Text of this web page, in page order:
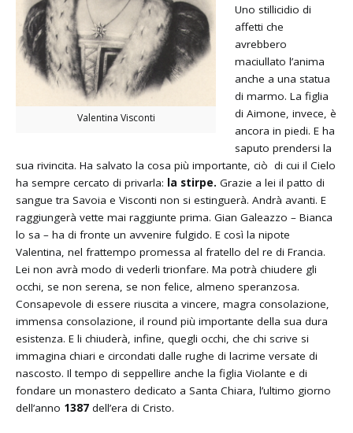
Valentina Visconti
Uno stillicidio di
affetti che
avrebbero
maciullato l’anima
anche a una statua
di marmo. La figlia
di Aimone, invece, è
ancora in piedi. E ha
saputo prendersi la
sua rivincita. Ha salvato la cosa più importante, ciò di cui il Cielo
ha sempre cercato di privarla: la stirpe. Grazie a lei il patto di
sangue tra Savoia e Visconti non si estinguerà. Andrà avanti. E
raggiungerà vette mai raggiunte prima. Gian Galeazzo – Bianca
lo sa – ha di fronte un avvenire fulgido. E così la nipote
Valentina, nel frattempo promessa al fratello del re di Francia.
Lei non avrà modo di vederli trionfare. Ma potrà chiudere gli
occhi, se non serena, se non felice, almeno speranzosa.
Consapevole di essere riuscita a vincere, magra consolazione,
immensa consolazione, il round più importante della sua dura
esistenza. E li chiuderà, infine, quegli occhi, che chi scrive si
immagina chiari e circondati dalle rughe di lacrime versate di
nascosto. Il tempo di seppellire anche la figlia Violante e di
fondare un monastero dedicato a Santa Chiara, l’ultimo giorno
dell’anno 1387 dell’era di Cristo.